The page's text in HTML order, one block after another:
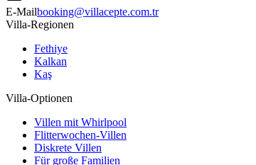
E-Mailbooking@villacepte.com.tr
Villa-Regionen
Fethiye
Kalkan
Kaş
Villa-Optionen
Villen mit Whirlpool
Flitterwochen-Villen
Diskrete Villen
Für große Familien